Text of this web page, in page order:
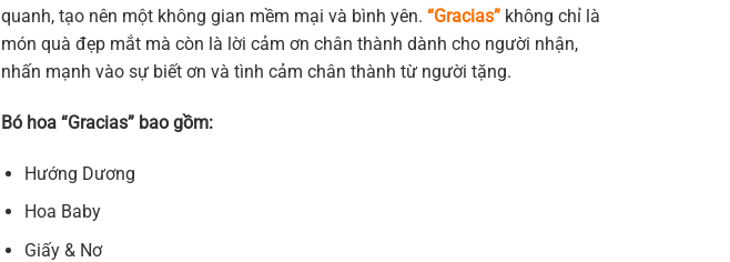
quanh, tạo nên một không gian mềm mại và bình yên. “Gracias” không chỉ là
món quà đẹp mắt mà còn là lời cảm ơn chân thành dành cho người nhận,
nhấn mạnh vào sự biết ơn và tình cảm chân thành từ người tặng.
Bó hoa “Gracias” bao gồm:
Hướng Dương
Hoa Baby
Giấy & Nơ